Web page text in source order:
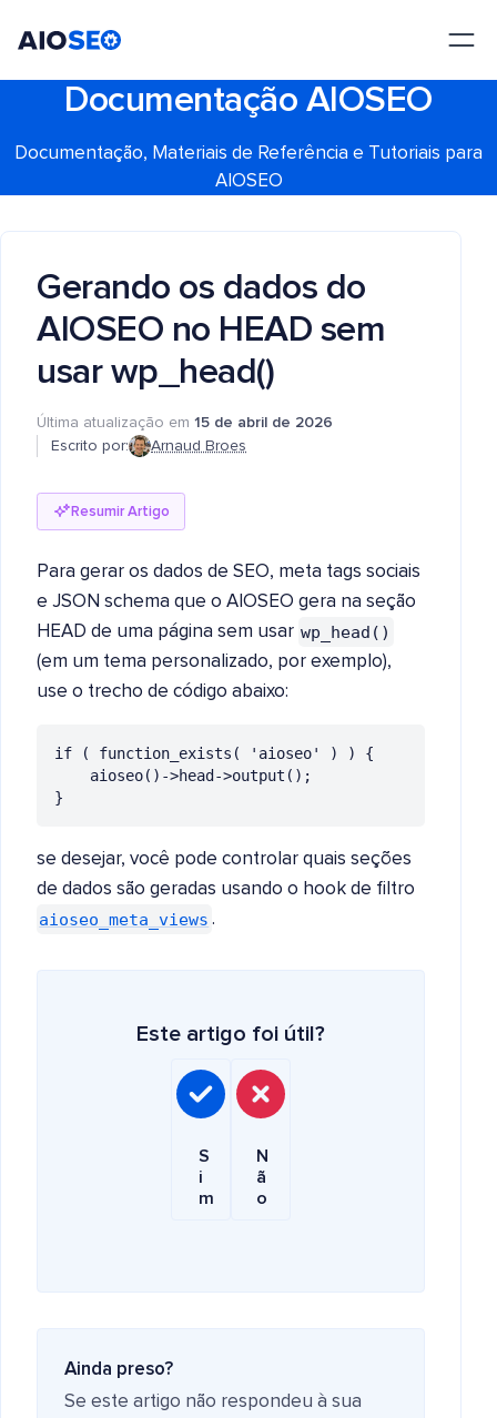
Documentação AIOSEO
Documentação, Materiais de Referência e Tutoriais para
AIOSEO
Gerando os dados do
AIOSEO no HEAD sem
usar wp_head()
Última atualização em 15 de abril de 2026
Escrito por:
Arnaud Broes
Resumir Artigo
Para gerar os dados de SEO, meta tags sociais
e JSON schema que o AIOSEO gera na seção
HEAD de uma página sem usar wp_head()
(em um tema personalizado, por exemplo),
use o trecho de código abaixo:
if ( function_exists( 'aioseo' ) ) {
}
se desejar, você pode controlar quais seções
de dados são geradas usando o hook de filtro
aioseo_meta_views .
Este artigo foi útil?
S
i
m
N
ã
o
Ainda preso?
Se este artigo não respondeu à sua